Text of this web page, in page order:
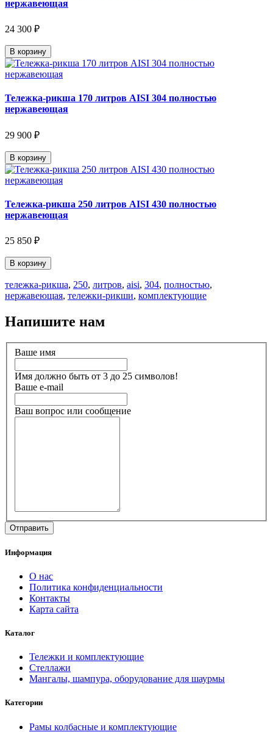
нержавеющая
24 300 ₽
В корзину
Тележка-рикша 170 литров AISI 304 полностью
нержавеющая
29 900 ₽
В корзину
Тележка-рикша 250 литров AISI 430 полностью
нержавеющая
25 850 ₽
В корзину
тележка-рикша, 250, литров, aisi, 304, полностью,
нержавеющая, тележки-рикши, комплектующие
Напишите нам
Ваше имя
Имя должно быть от 3 до 25 символов!
Ваше e-mail
Ваш вопрос или сообщение
Информация
О нас
Политика конфиденциальности
Контакты
Карта сайта
Каталог
Тележки и комплектующие
Стеллажи
Мангалы, шампура, оборудование для шаурмы
Категории
Рамы колбасные и комплектующие